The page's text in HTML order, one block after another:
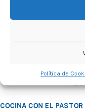
Política de
COCINA CON EL